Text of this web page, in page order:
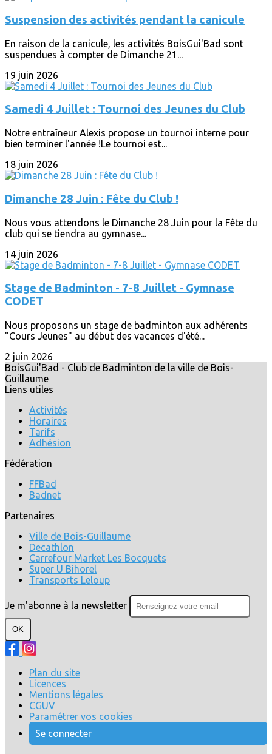
Suspension des activités pendant la canicule
En raison de la canicule, les activités BoisGui'Bad sont
suspendues à compter de Dimanche 21...
19 juin 2026
Samedi 4 Juillet : Tournoi des Jeunes du Club
Notre entraîneur Alexis propose un tournoi interne pour
bien terminer l'année !Le tournoi est...
18 juin 2026
Dimanche 28 Juin : Fête du Club !
Nous vous attendons le Dimanche 28 Juin pour la Fête du
club qui se tiendra au gymnase...
14 juin 2026
Stage de Badminton - 7-8 Juillet - Gymnase
CODET
Nous proposons un stage de badminton aux adhérents
"Cours Jeunes" au début des vacances d'été...
2 juin 2026
BoisGui'Bad - Club de Badminton de la ville de Bois-
Guillaume
Liens utiles
Activités
Horaires
Tarifs
Adhésion
Fédération
FFBad
Badnet
Partenaires
Ville de Bois-Guillaume
Decathlon
Carrefour Market Les Bocquets
Super U Bihorel
Transports Leloup
Je m'abonne à la newsletter
OK
Plan du site
Licences
Mentions légales
CGUV
Paramétrer vos cookies
Se connecter